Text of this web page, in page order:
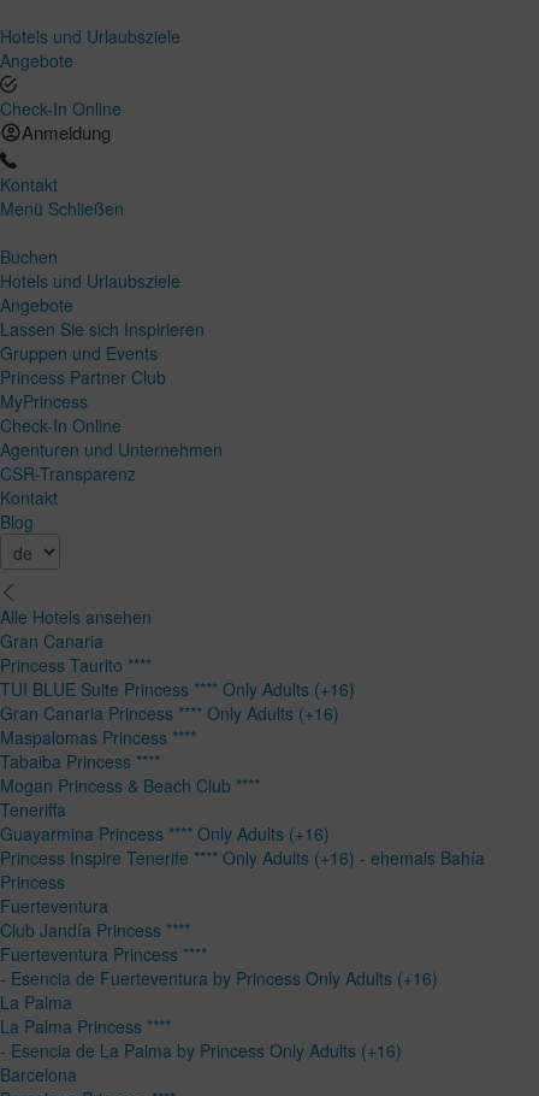
Hotels und Urlaubsziele
Angebote
Check-In Online
Anmeldung
Kontakt
Menü Schließen
Buchen
Hotels und Urlaubsziele
Angebote
Lassen Sie sich Inspirieren
Gruppen und Events
Princess Partner Club
MyPrincess
Check-In Online
Agenturen und Unternehmen
CSR-Transparenz
Kontakt
Blog
Alle Hotels ansehen
Gran Canaria
Princess Taurito ****
TUI BLUE Suite Princess **** Only Adults (+16)
Gran Canaria Princess **** Only Adults (+16)
Maspalomas Princess ****
Tabaiba Princess ****
Mogan Princess & Beach Club ****
Teneriffa
Guayarmina Princess **** Only Adults (+16)
Princess Inspire Tenerife **** Only Adults (+16) - ehemals Bahía
Princess
Fuerteventura
Club Jandía Princess ****
Fuerteventura Princess ****
- Esencia de Fuerteventura by Princess Only Adults (+16)
La Palma
La Palma Princess ****
- Esencia de La Palma by Princess Only Adults (+16)
Barcelona